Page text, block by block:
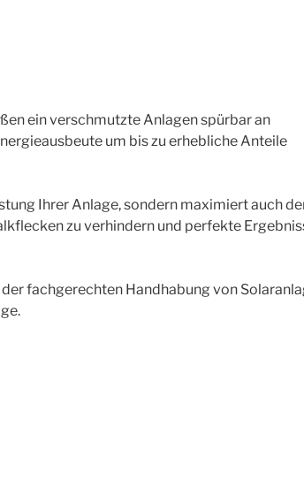
ein verschmutzte Anlagen spürbar an
um bis zu erhebliche Anteile
Ihrer Anlage, sondern maximiert auch
zu verhindern und perfekte
fachgerechten Handhabung von